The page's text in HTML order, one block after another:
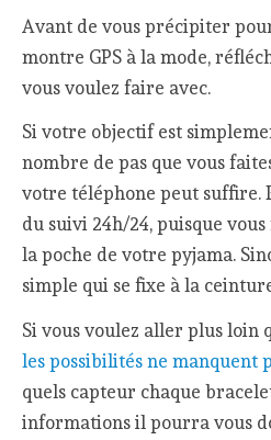
Avant de vous précipiter
montre GPS à la mode,
vous voulez faire avec.
Si votre objectif est
nombre de pas que vous
votre téléphone peut suffire.
du suivi 24h/24, puisque
la poche de votre pyjama.
simple qui se fixe à la
Si vous voulez aller plus loin
les possibilités ne manquent
quels capteur chaque
informations il pourra vous